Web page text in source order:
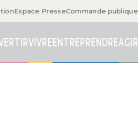
Espace PresseCommande publique
VIVREENTREPRENDREAGIR